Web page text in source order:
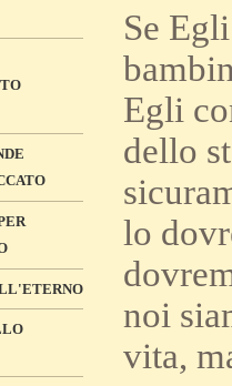
Se
Egli
dello
lo
noi
vita,